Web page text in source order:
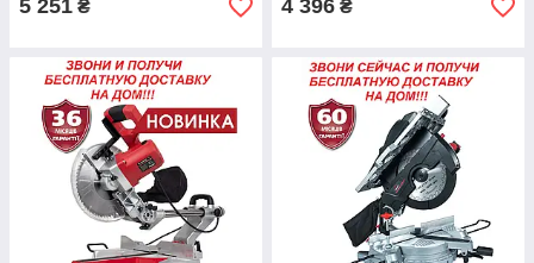
5 251 ₴ 4 396 ₴